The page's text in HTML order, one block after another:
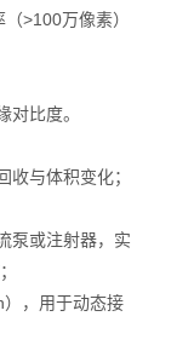
>100万像素）
比度。
与体积变化；
或注射器，实
，用于动态接